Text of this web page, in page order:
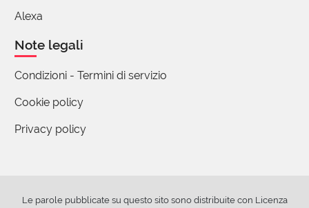
Alexa
Note legali
Condizioni - Termini di servizio
Cookie policy
Privacy policy
Le parole pubblicate su questo sito sono distribuite con Licenza